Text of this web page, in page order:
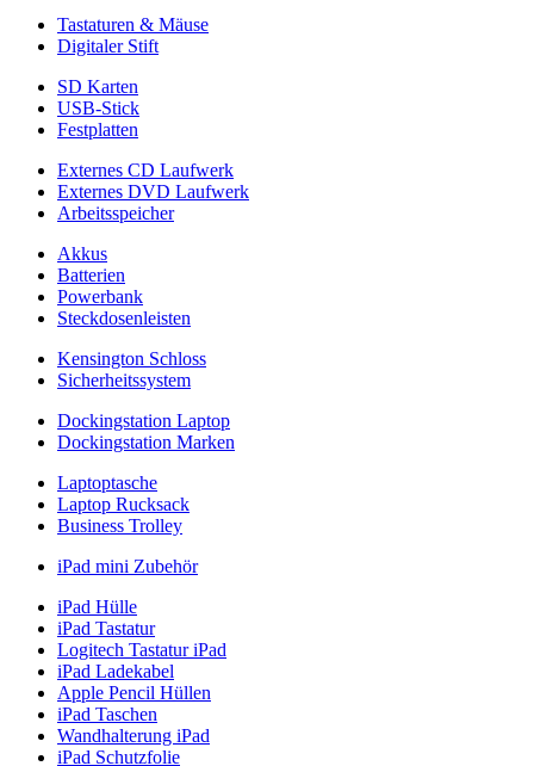
Tastaturen & Mäuse
Digitaler Stift
SD Karten
USB-Stick
Festplatten
Externes CD Laufwerk
Externes DVD Laufwerk
Arbeitsspeicher
Akkus
Batterien
Powerbank
Steckdosenleisten
Kensington Schloss
Sicherheitssystem
Dockingstation Laptop
Dockingstation Marken
Laptoptasche
Laptop Rucksack
Business Trolley
iPad mini Zubehör
iPad Hülle
iPad Tastatur
Logitech Tastatur iPad
iPad Ladekabel
Apple Pencil Hüllen
iPad Taschen
Wandhalterung iPad
iPad Schutzfolie